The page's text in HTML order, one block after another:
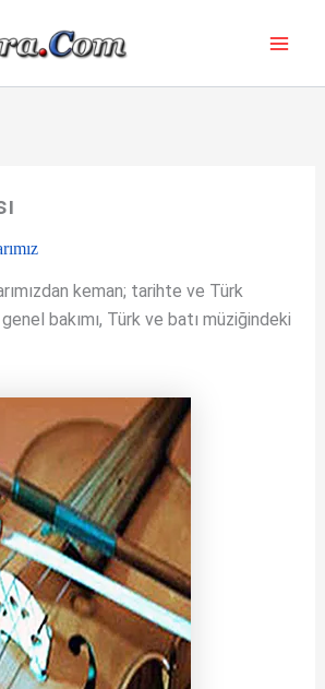
keman; tarihte ve Türk
bakımı, Türk ve batı müziğindeki